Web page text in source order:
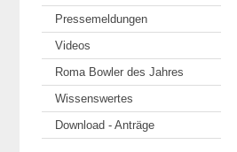
Pressemeldungen
Videos
Roma Bowler des Jahres
Wissenswertes
Download - Anträge